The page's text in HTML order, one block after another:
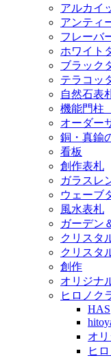
アルカイ
アンティ
フレーバ
ホワイト
ブラック
テラコッ
自然石表
機能門柱
オーダー
銅・真鍮
看板
創作表札
ガラスレ
ウェーブ
風水表札
ガーデン
クリスタ
クリスタ
創作
オリジナ
ヒロノク
HAS
オ
ヒ